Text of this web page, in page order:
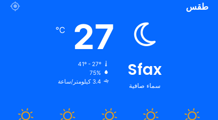
طقس
Sfax
سماء صافية
27
℃
41º - 27º
75%
3.4 كيلومتر/ساعة